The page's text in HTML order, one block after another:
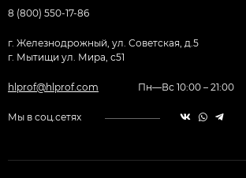
8 (800) 550-17-86
г. Железнодрожный, ул. Советская, д.5
г. Мытищи ул. Мира, с51
hlprof@hlprof.com Пн—Вс 10:00 – 21:00
Мы в соц.сетях